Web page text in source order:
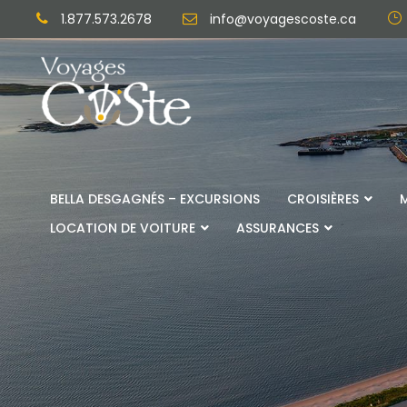
1.877.573.2678 info@voyagescoste.ca
BELLA DESGAGNÉS – EXCURSIONS CROISIÈRES
LOCATION DE VOITURE
ASSURANCES